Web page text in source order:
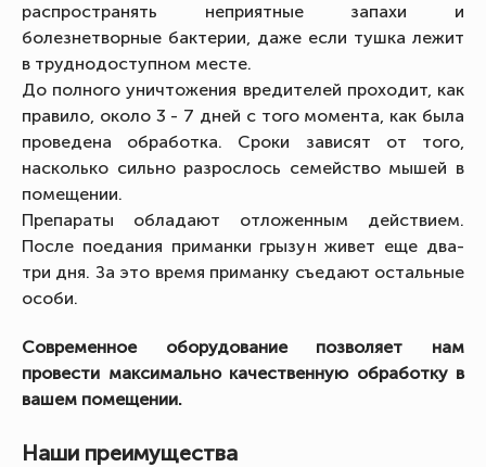
распространять неприятные запахи и
болезнетворные бактерии, даже если тушка лежит
в труднодоступном месте.
До полного уничтожения вредителей проходит, как
правило, около 3 - 7 дней с того момента, как была
проведена обработка. Сроки зависят от того,
насколько сильно разрослось семейство мышей в
помещении.
Препараты обладают отложенным действием.
После поедания приманки грызун живет еще два-
три дня. За это время приманку съедают остальные
особи.
Современное оборудование позволяет нам
провести максимально качественную обработку в
вашем помещении.
Наши преимущества